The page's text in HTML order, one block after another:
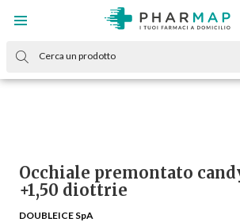
Occhiale premontato
+1,50 diottrie
DOUBLEICE SpA